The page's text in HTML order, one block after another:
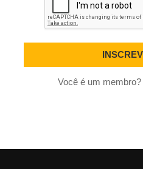
Você é um membro?